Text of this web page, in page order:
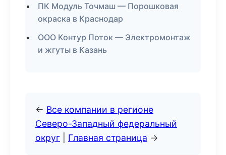
ПК Модуль Точмаш — Порошковая
окраска в Краснодар
ООО Контур Поток — Электромонтаж
и жгуты в Казань
← Все компании в регионе
Северо-Западный федеральный
округ
Главная страница →